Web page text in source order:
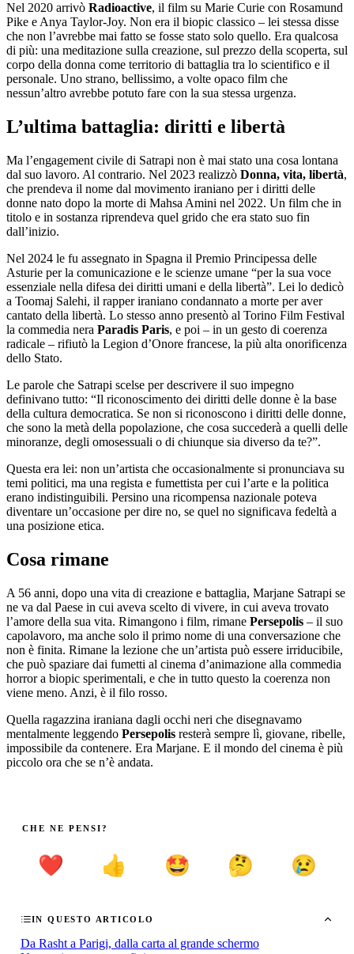
Nel 2020 arrivò Radioactive, il film su Marie Curie con Rosamund
Pike e Anya Taylor-Joy. Non era il biopic classico – lei stessa disse
che non l’avrebbe mai fatto se fosse stato solo quello. Era qualcosa
di più: una meditazione sulla creazione, sul prezzo della scoperta, sul
corpo della donna come territorio di battaglia tra lo scientifico e il
personale. Uno strano, bellissimo, a volte opaco film che
nessun’altro avrebbe potuto fare con la sua stessa urgenza.
L’ultima battaglia: diritti e libertà
Ma l’engagement civile di Satrapi non è mai stato una cosa lontana
dal suo lavoro. Al contrario. Nel 2023 realizzò Donna, vita, libertà,
che prendeva il nome dal movimento iraniano per i diritti delle
donne nato dopo la morte di Mahsa Amini nel 2022. Un film che in
titolo e in sostanza riprendeva quel grido che era stato suo fin
dall’inizio.
Nel 2024 le fu assegnato in Spagna il Premio Principessa delle
Asturie per la comunicazione e le scienze umane “per la sua voce
essenziale nella difesa dei diritti umani e della libertà”. Lei lo dedicò
a Toomaj Salehi, il rapper iraniano condannato a morte per aver
cantato della libertà. Lo stesso anno presentò al Torino Film Festival
la commedia nera Paradis Paris, e poi – in un gesto di coerenza
radicale – rifiutò la Legion d’Onore francese, la più alta onorificenza
dello Stato.
Le parole che Satrapi scelse per descrivere il suo impegno
definivano tutto: “Il riconoscimento dei diritti delle donne è la base
della cultura democratica. Se non si riconoscono i diritti delle donne,
che sono la metà della popolazione, che cosa succederà a quelli delle
minoranze, degli omosessuali o di chiunque sia diverso da te?”.
Questa era lei: non un’artista che occasionalmente si pronunciava su
temi politici, ma una regista e fumettista per cui l’arte e la politica
erano indistinguibili. Persino una ricompensa nazionale poteva
diventare un’occasione per dire no, se quel no significava fedeltà a
una posizione etica.
Cosa rimane
A 56 anni, dopo una vita di creazione e battaglia, Marjane Satrapi se
ne va dal Paese in cui aveva scelto di vivere, in cui aveva trovato
l’amore della sua vita. Rimangono i film, rimane Persepolis – il suo
capolavoro, ma anche solo il primo nome di una conversazione che
non è finita. Rimane la lezione che un’artista può essere irriducibile,
che può spaziare dai fumetti al cinema d’animazione alla commedia
horror a biopic sperimentali, e che in tutto questo la coerenza non
viene meno. Anzi, è il filo rosso.
Quella ragazzina iraniana dagli occhi neri che disegnavamo
mentalmente leggendo Persepolis resterà sempre lì, giovane, ribelle,
impossibile da contenere. Era Marjane. E il mondo del cinema è più
piccolo ora che se n’è andata.
CHE NE PENSI?
❤️ 👍 🤩 🤔 😢
IN QUESTO ARTICOLO
Da Rasht a Parigi, dalla carta al grande schermo